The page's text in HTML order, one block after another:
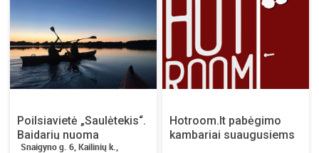
Poilsiavietė „Saulėtekis“.
Baidarių nuoma
Snaigyno g. 6, Kailinių k.,
Hotroom.lt pabėgimo
kambariai suaugusiems